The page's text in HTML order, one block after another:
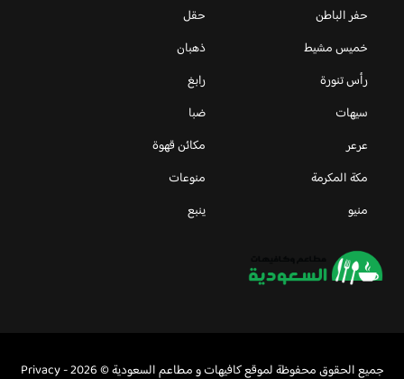
حفر الباطن
حقل
خميس مشيط
ذهبان
رأس تنورة
رابغ
سيهات
ضبا
عرعر
مكائن قهوة
مكة المكرمة
منوعات
منيو
ينبع
جميع الحقوق محفوظة لموقع كافيهات و مطاعم السعودية © 2026 - Privacy